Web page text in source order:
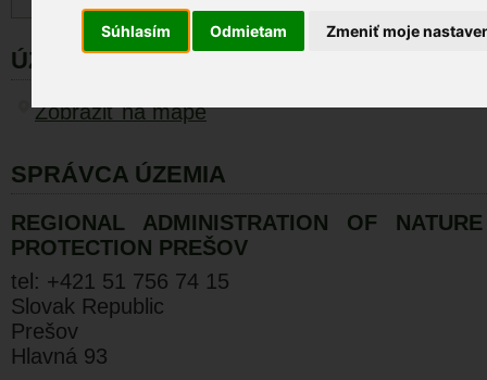
Súhlasím Odmietam Zmeniť moje
ÚZEMIA NA MAPE
Zobraziť na mape
SPRÁVCA ÚZEMIA
REGIONAL ADMINISTRATION OF
PROTECTION PREŠOV
tel: +421 51 756 74 15
Slovak Republic
Prešov
Hlavná 93